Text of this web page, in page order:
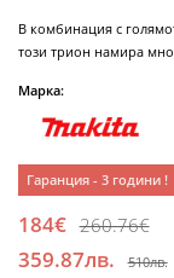
В комбинация с
този трион намира
Марка:
Гаранция - 3 години !
184€ 260.76€
359.87лв. 510лв.